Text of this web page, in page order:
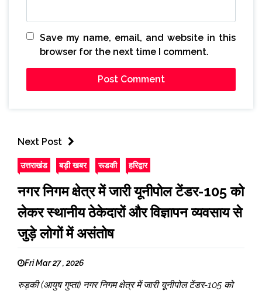
Save my name, email, and website in this
browser for the next time I comment.
Next Post
उत्तराखंड बड़ी खबर रूडकी हरिद्वार
नगर निगम क्षेत्र में जारी यूनीपोल टेंडर-105 को
लेकर स्थानीय ठेकेदारों और विज्ञापन व्यवसाय से
जुड़े लोगों में असंतोष
Fri Mar 27 , 2026
रुड़की (आयुष गुप्ता) नगर निगम क्षेत्र में जारी यूनीपोल टेंडर-105 को